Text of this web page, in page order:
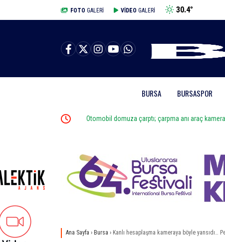
FOTO GALERİ VİDEO GALERİ 30.4°
BURSA BURSASPOR
Otomobil domuza çarptı; çarpma anı araç
Ana Sayfa › Bursa › Kanlı hesaplaşma kameraya böyle yansıdı…